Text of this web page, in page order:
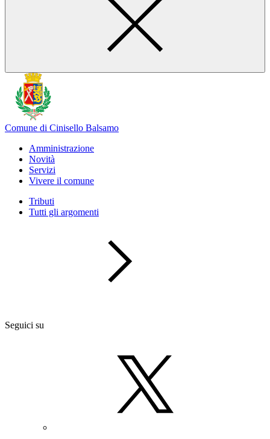
Comune di Cinisello Balsamo
Amministrazione
Novità
Servizi
Vivere il comune
Tributi
Tutti gli argomenti
Seguici su